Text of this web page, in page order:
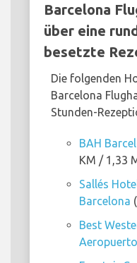
Barcelona
über eine
besetzte
Die folgenden
Barcelona
Stunden-
BAH
KM / 1,33
Sallés
Barcelona
Best
Aeropuerto